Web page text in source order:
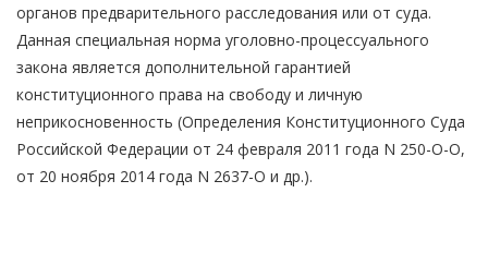
органов предварительного расследования или от суда.
Данная специальная норма уголовно-процессуального
закона является дополнительной гарантией
конституционного права на свободу и личную
неприкосновенность (Определения Конституционного Суда
Российской Федерации от 24 февраля 2011 года N 250-О-О,
от 20 ноября 2014 года N 2637-О и др.).